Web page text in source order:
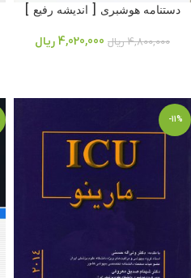
دستنامه هوشبری [ اندیشه رفیع ]
4,800,000 ریال 4,020,000 ریال
-11%